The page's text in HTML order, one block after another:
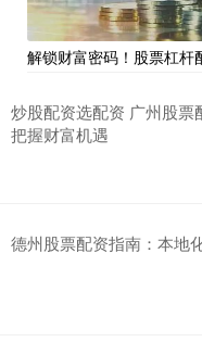
解锁财富密码！股票杠杆
炒股配资选配资 广州股票
把握财富机遇
德州股票配资指南：本地